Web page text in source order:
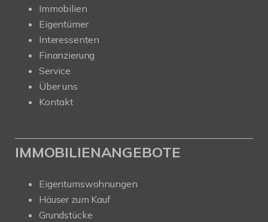
Immobilien
Eigentümer
Interessenten
Finanzierung
Service
Über uns
Kontakt
IMMOBILIENANGEBOTE
Eigentumswohnungen
Häuser zum Kauf
Grundstücke